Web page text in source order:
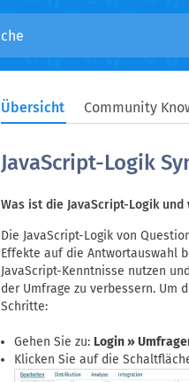
Übersicht Community
JavaScript-Logik
Was ist die JavaScript-Logik
Die JavaScript-Logik von
Effekte auf die Antwortauswahl
JavaScript-Kenntnisse nutzen
der Umfrage zu verbessern. Um
Schritte:
Gehen Sie zu: Login »
Klicken Sie auf die